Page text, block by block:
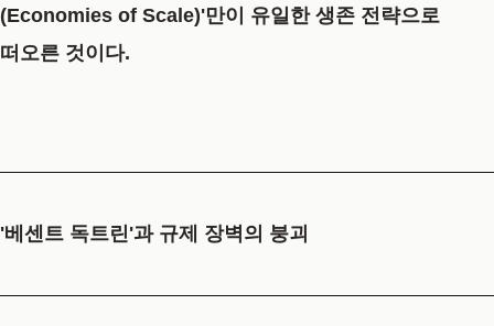
(Economies of Scale)'만이 유일한 생존 전략으로
떠오른 것이다.
'베센트 독트린'과 규제 장벽의 붕괴